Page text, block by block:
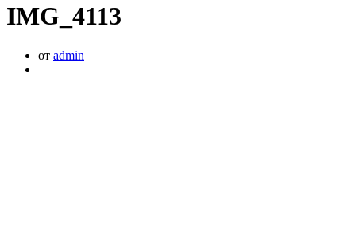
IMG_4113
от admin